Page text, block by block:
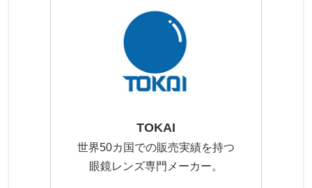
TOKAI
世界50カ国での販売実績を持つ
眼鏡レンズ専門メーカー。